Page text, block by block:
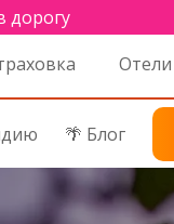
дорогу
Отели
🌴 Блог